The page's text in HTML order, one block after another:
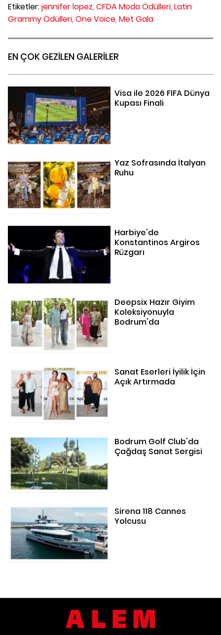
Etiketler:jennifer lopez,CFDA Moda Ödülleri,Latin
Grammy Ödülleri,One Voice,Met Gala
EN ÇOK GEZİLEN GALERİLER
Visa ile 2026 FIFA Dünya
Kupası Finali
Yaz Sofrasında İtalyan
Ruhu
Harbiye'de
Konstantinos Argiros
Rüzgarı
Deepsix Hazır Giyim
Koleksiyonuyla
Bodrum'da
Sanat Eserleri İyilik İçin
Açık Artırmada
Bodrum Golf Club'da
Çağdaş Sanat Sergisi
Sirena 118 Cannes
Yolcusu